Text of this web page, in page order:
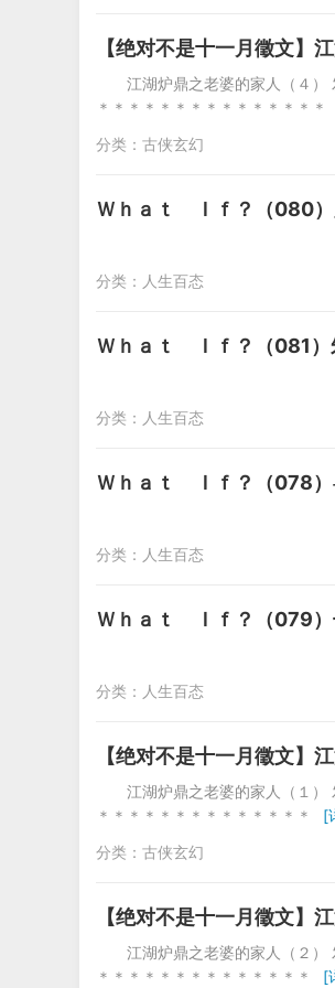
【绝对不是十一月徵文】
江湖炉鼎之老婆的家人（４
＊＊＊＊＊＊＊＊＊＊＊＊＊＊＊
分类： 古侠玄幻
Ｗｈａｔ Ｉｆ？（080）
Ｗｈａｔ Ｉｆ？
分类： 人生百态
Ｗｈａｔ Ｉｆ？（081）
Ｗｈａｔ Ｉｆ？
分类： 人生百态
Ｗｈａｔ Ｉｆ？（078）
Ｗｈａｔ Ｉｆ？
分类： 人生百态
Ｗｈａｔ Ｉｆ？（079）
Ｗｈａｔ Ｉｆ？
分类： 人生百态
【绝对不是十一月徵文】
江湖炉鼎之老婆的家人（１
＊＊＊＊＊＊＊＊＊＊＊＊＊＊
[
分类： 古侠玄幻
【绝对不是十一月徵文】
江湖炉鼎之老婆的家人（２
＊＊＊＊＊＊＊＊＊＊＊＊＊＊
[